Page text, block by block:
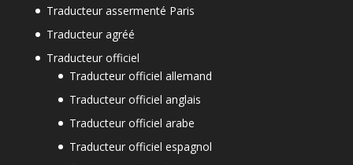
Traducteur assermenté Paris
Traducteur agréé
Traducteur officiel
Traducteur officiel allemand
Traducteur officiel anglais
Traducteur officiel arabe
Traducteur officiel espagnol